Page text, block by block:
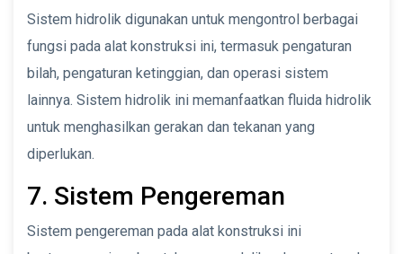
Sistem hidrolik digunakan untuk mengontrol berbagai
fungsi pada alat konstruksi ini, termasuk pengaturan
bilah, pengaturan ketinggian, dan operasi sistem
lainnya. Sistem hidrolik ini memanfaatkan fluida hidrolik
untuk menghasilkan gerakan dan tekanan yang
diperlukan.
7. Sistem Pengereman
Sistem pengereman pada alat konstruksi ini